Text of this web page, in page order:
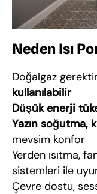
Neden Isı
Doğalgaz
kullanılabilir
Düşük enerji
Yazın soğutma,
mevsim konfor
Yerden ısıtma,
sistemleri ile
Çevre dostu,